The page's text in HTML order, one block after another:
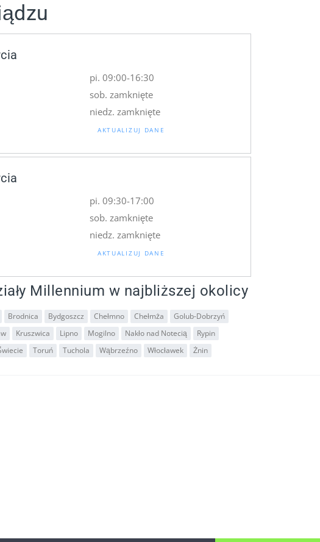
pi. 09:00-16:30
sob. zamknięte
niedz. zamknięte
AKTUALIZUJ DANE
pi. 09:30-17:00
sob. zamknięte
niedz. zamknięte
AKTUALIZUJ DANE
Millennium w najbliższej okolicy
Brodnica Bydgoszcz Chełmno Chełmża
Golub-Dobrzyń
Kruszwica Lipno Mogilno Nakło nad Notecią
Rypin
Toruń Tuchola Wąbrzeźno Włocławek Żnin